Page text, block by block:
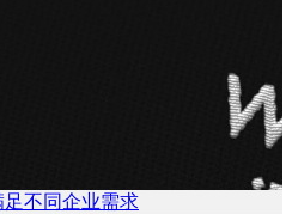
不同企业需求